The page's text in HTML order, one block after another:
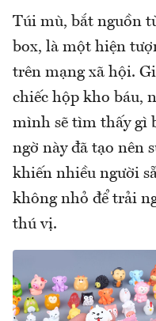
Túi mù, bắt nguồn
box, là một hiện
trên mạng xã hội.
chiếc hộp kho báu,
mình sẽ tìm thấy gì
ngờ này đã tạo nên
khiến nhiều người
không nhỏ để trải
thú vị.